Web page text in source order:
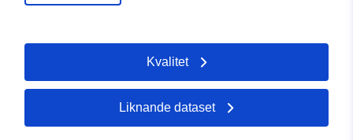
February 2026
Uppdaterad på data.europa.eu:
25 July 2026
Spatial: Koordinater: [ [ 8.1721428,
Kvalitet
Liknande dataset